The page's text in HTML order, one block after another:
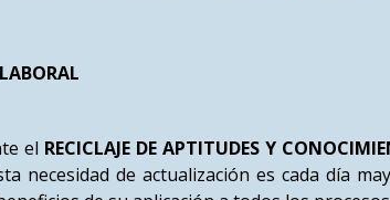
el RECICLAJE DE APTITUDES Y
necesidad de actualización es cada día